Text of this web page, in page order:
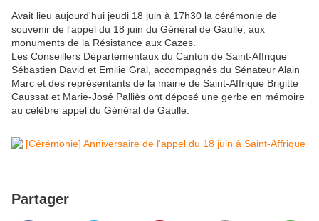
Avait lieu aujourd'hui jeudi 18 juin à 17h30 la cérémonie de
souvenir de l'appel du 18 juin du Général de Gaulle, aux
monuments de la Résistance aux Cazes.
Les Conseillers Départementaux du Canton de Saint-Affrique
Sébastien David et Emilie Gral, accompagnés du Sénateur Alain
Marc et des représentants de la mairie de Saint-Affrique Brigitte
Caussat et Marie-José Palliès ont déposé une gerbe en mémoire
au célèbre appel du Général de Gaulle.
Partager